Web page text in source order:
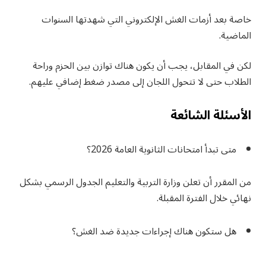
خاصة بعد أزمات الغش الإلكتروني التي شهدتها السنوات
الماضية.
لكن في المقابل، يجب أن يكون هناك توازن بين الحزم وراحة
الطلاب حتى لا تتحول اللجان إلى مصدر ضغط إضافي عليهم.
الأسئلة الشائعة
متى تبدأ امتحانات الثانوية العامة 2026؟
من المقرر أن تعلن وزارة التربية والتعليم الجدول الرسمي بشكل
نهائي خلال الفترة المقبلة.
هل ستكون هناك إجراءات جديدة ضد الغش؟